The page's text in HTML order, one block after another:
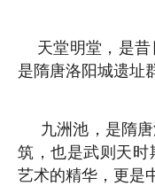
天堂明堂，是昔
是隋唐洛阳城遗址
九洲池，是隋唐
筑，也是武则天
艺术的精华，更是